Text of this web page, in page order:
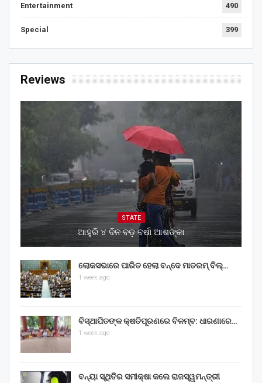
Entertainment 490
Special 399
Reviews
STATE
ଆହୁରି ୪ ଦିନ ବଡ଼ ବର୍ଷା ଆଶଙ୍କା
ଲୋକସଭାରେ ପାରିତ ହେଲା ବନ୍ଦେ ମାତରମ୍‌ ବିଲ୍‌…
1 week ago
ବିସ୍ଥାପିତଙ୍କ କ୍ଷତିପୂରଣରେ ବିଳମ୍ବ: ଧାରଣାରେ…
1 week ago
ବନ୍ୟା ସ୍ଥିତିର ସମୀକ୍ଷା କଲେ ରାଜସ୍ୱମନ୍ତ୍ରୀ